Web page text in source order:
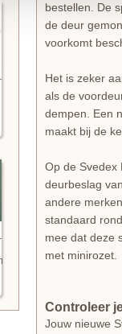
bestellen. De
de deur
voorkomt
Het is zeker
als de
dempen. Een
maakt bij de
Op de Svedex
deurbeslag
andere
standaard
mee dat deze
met minirozet.
Controleer
Jouw nieuwe